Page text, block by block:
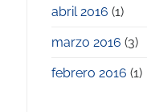
abril 2016 (1)
marzo 2016 (3)
febrero 2016 (1)